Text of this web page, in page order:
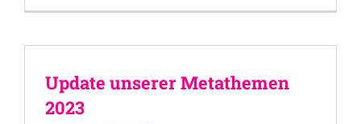
Update unserer Metathemen
2023